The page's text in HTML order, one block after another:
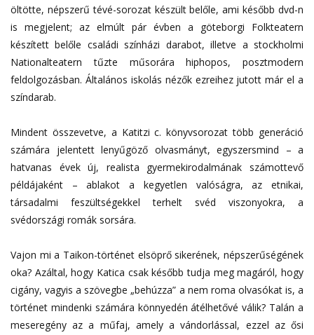
öltötte, népszerű tévé-sorozat készült belőle, ami később dvd-n
is megjelent; az elmúlt pár évben a göteborgi Folkteatern
készített belőle családi színházi darabot, illetve a stockholmi
Nationalteatern tűzte műsorára hiphopos, posztmodern
feldolgozásban. Általános iskolás nézők ezreihez jutott már el a
színdarab.
Mindent összevetve, a Katitzi c. könyvsorozat több generáció
számára jelentett lenyűgöző olvasmányt, egyszersmind – a
hatvanas évek új, realista gyermekirodalmának számottevő
példájaként – ablakot a kegyetlen valóságra, az etnikai,
társadalmi feszültségekkel terhelt svéd viszonyokra, a
svédországi romák sorsára.
Vajon mi a Taikon-történet elsöprő sikerének, népszerűségének
oka? Azáltal, hogy Katica csak később tudja meg magáról, hogy
cigány, vagyis a szövegbe „behúzza” a nem roma olvasókat is, a
történet mindenki számára könnyedén átélhetővé válik? Talán a
meseregény az a műfaj, amely a vándorlással, ezzel az ősi